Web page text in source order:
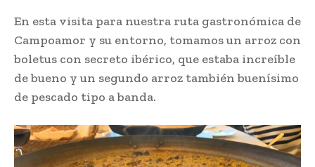
En esta visita para nuestra ruta gastronómica de
Campoamor y su entorno, tomamos un arroz con
boletus con secreto ibérico, que estaba increíble
de bueno y un segundo arroz también buenísimo
de pescado tipo a banda.